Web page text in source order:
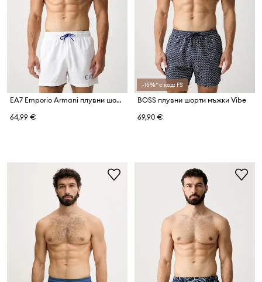
EA7 Emporio Armani плувни шорти мъжки
64,99 €
-15%* с код: FS
BOSS плувни шорти мъжки Vibe
69,90 €